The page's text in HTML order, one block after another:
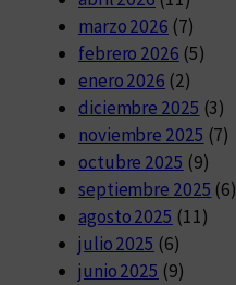
marzo 2026 (7)
febrero 2026 (5)
enero 2026 (2)
diciembre 2025 (3)
noviembre 2025 (7)
octubre 2025 (9)
septiembre 2025 (6)
agosto 2025 (11)
julio 2025 (6)
junio 2025 (9)